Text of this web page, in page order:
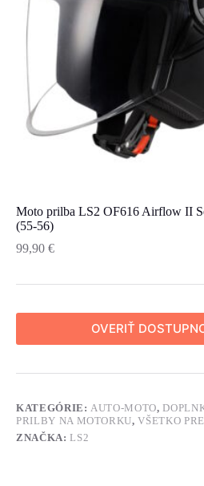
Moto prilba LS2 OF616 Airflow II
(55-56)
99,90 €
OVERIŤ
KATEGÓRIE: AUTO-MOTO,
PRILBY NA MOTORKU,VŠETKO
ZNAČKA:LS2